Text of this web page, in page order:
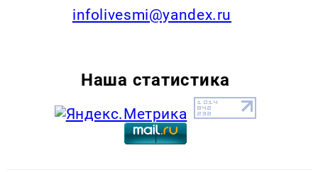
infolivesmi@yandex.ru
Наша статистика